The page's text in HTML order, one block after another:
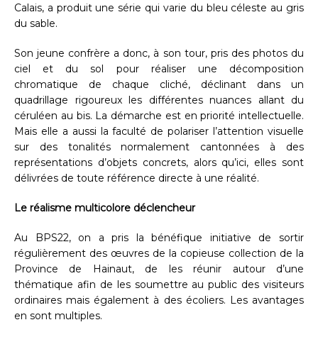
Calais, a produit une série qui varie du bleu céleste au gris
du sable.
Son jeune confrère a donc, à son tour, pris des photos du
ciel et du sol pour réaliser une décomposition
chromatique de chaque cliché, déclinant dans un
quadrillage rigoureux les différentes nuances allant du
céruléen au bis. La démarche est en priorité intellectuelle.
Mais elle a aussi la faculté de polariser l’attention visuelle
sur des tonalités normalement cantonnées à des
représentations d’objets concrets, alors qu’ici, elles sont
délivrées de toute référence directe à une réalité.
Le réalisme multicolore déclencheur
Au BPS22, on a pris la bénéfique initiative de sortir
régulièrement des œuvres de la copieuse collection de la
Province de Hainaut, de les réunir autour d’une
thématique afin de les soumettre au public des visiteurs
ordinaires mais également à des écoliers. Les avantages
en sont multiples.